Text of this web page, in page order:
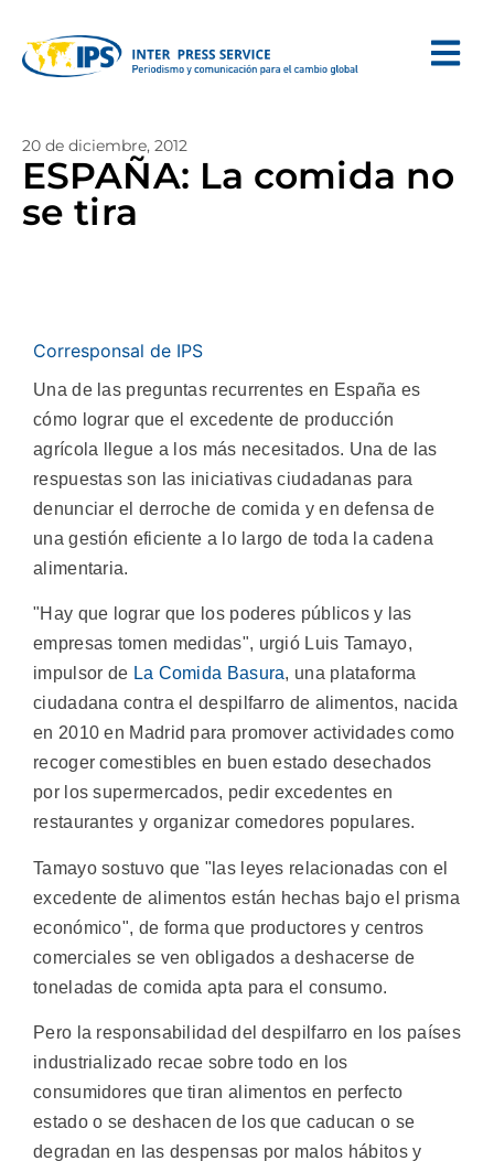
20 de diciembre, 2012
ESPAÑA: La comida no
se tira
Corresponsal de IPS
Una de las preguntas recurrentes en España es
cómo lograr que el excedente de producción
agrícola llegue a los más necesitados. Una de las
respuestas son las iniciativas ciudadanas para
denunciar el derroche de comida y en defensa de
una gestión eficiente a lo largo de toda la cadena
alimentaria.
"Hay que lograr que los poderes públicos y las
empresas tomen medidas", urgió Luis Tamayo,
impulsor de La Comida Basura, una plataforma
ciudadana contra el despilfarro de alimentos, nacida
en 2010 en Madrid para promover actividades como
recoger comestibles en buen estado desechados
por los supermercados, pedir excedentes en
restaurantes y organizar comedores populares.
Tamayo sostuvo que "las leyes relacionadas con el
excedente de alimentos están hechas bajo el prisma
económico", de forma que productores y centros
comerciales se ven obligados a deshacerse de
toneladas de comida apta para el consumo.
Pero la responsabilidad del despilfarro en los países
industrializado recae sobre todo en los
consumidores que tiran alimentos en perfecto
estado o se deshacen de los que caducan o se
degradan en las despensas por malos hábitos y